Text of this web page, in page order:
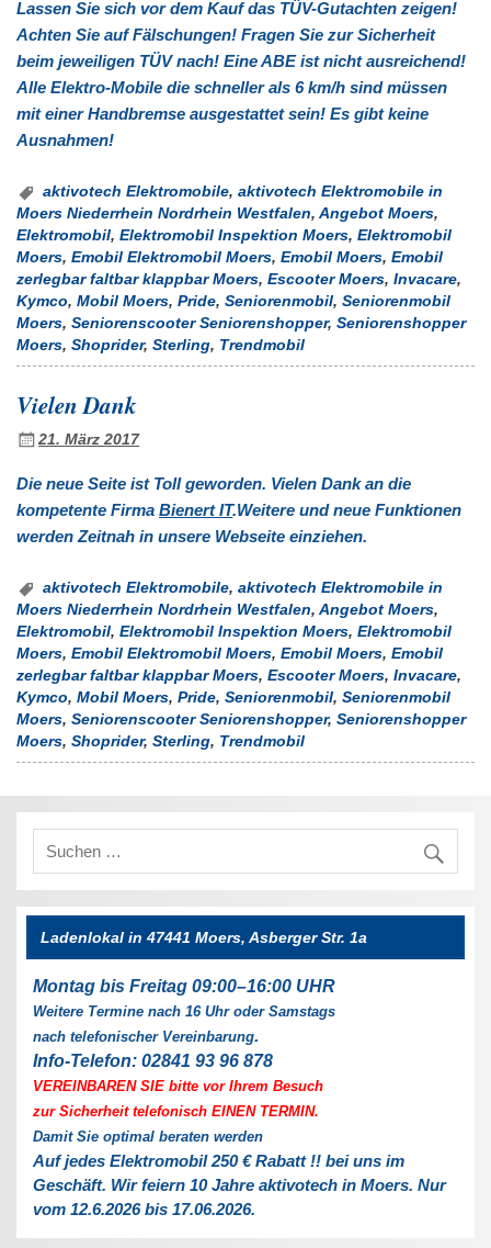
Lassen Sie sich vor dem Kauf das TÜV-Gutachten zeigen!
Achten Sie auf Fälschungen! Fragen Sie zur Sicherheit
beim jeweiligen TÜV nach! Eine ABE ist nicht ausreichend!
Alle Elektro-Mobile die schneller als 6 km/h sind müssen
mit einer Handbremse ausgestattet sein! Es gibt keine
Ausnahmen!
aktivotech Elektromobile,aktivotech Elektromobile in
Moers Niederrhein Nordrhein Westfalen,Angebot Moers,
Elektromobil,Elektromobil Inspektion Moers,Elektromobil
Moers,Emobil Elektromobil Moers,Emobil Moers,Emobil
zerlegbar faltbar klappbar Moers,Escooter Moers,Invacare,
Kymco,Mobil Moers,Pride,Seniorenmobil,Seniorenmobil
Moers,Seniorenscooter Seniorenshopper,Seniorenshopper
Moers,Shoprider,Sterling, Trendmobil
Vielen Dank
21. März 2017
Die neue Seite ist Toll geworden. Vielen Dank an die
kompetente FirmaBienert IT.Weitere und neue Funktionen
werden Zeitnah in unsere Webseite einziehen.
aktivotech Elektromobile,aktivotech Elektromobile in
Moers Niederrhein Nordrhein Westfalen,Angebot Moers,
Elektromobil,Elektromobil Inspektion Moers,Elektromobil
Moers,Emobil Elektromobil Moers,Emobil Moers,Emobil
zerlegbar faltbar klappbar Moers,Escooter Moers,Invacare,
Kymco,Mobil Moers,Pride,Seniorenmobil,Seniorenmobil
Moers,Seniorenscooter Seniorenshopper,Seniorenshopper
Moers,Shoprider,Sterling, Trendmobil
Ladenlokal in 47441 Moers, Asberger Str. 1a
Montag bis Freitag 09:00–16:00 UHR
Weitere Termine nach 16 Uhr oder Samstags
nach telefonischer Vereinbarung.
Info-Telefon: 02841 93 96 878
VEREINBAREN SIE bitte vor Ihrem Besuch
zur Sicherheit telefonisch EINEN TERMIN.
Damit Sie optimal beraten werden
Auf jedes Elektromobil 250 € Rabatt !! bei uns im
Geschäft. Wir feiern 10 Jahre aktivotech in Moers. Nur
vom 12.6.2026 bis 17.06.2026.